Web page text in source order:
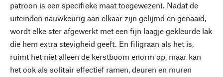
patroon is een specifieke maat toegewezen). Nadat de
uiteinden nauwkeurig aan elkaar zijn gelijmd en genaaid,
wordt elke ster afgewerkt met een fijn laagje gekleurde lak
die hem extra stevigheid geeft. En filigraan als het is,
ruimt het niet alleen de kerstboom enorm op, maar kan
het ook als solitair effectief ramen, deuren en muren